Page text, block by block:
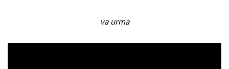
va urma